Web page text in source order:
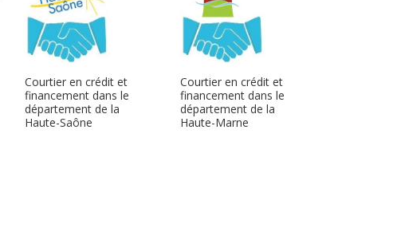
Courtier en crédit et
financement dans le
département de la
Haute-Saône
Courtier en crédit et
financement dans le
département de la
Haute-Marne